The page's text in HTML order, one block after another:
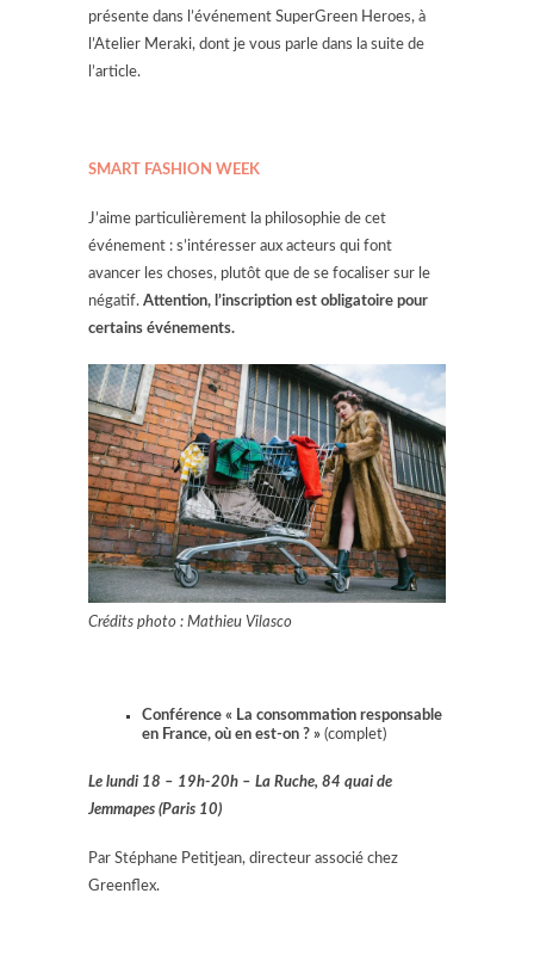
présente dans l’événement SuperGreen Heroes, à
l’Atelier Meraki, dont je vous parle dans la suite de
l’article.
SMART FASHION WEEK
J’aime particulièrement la philosophie de cet
événement : s’intéresser aux acteurs qui font
avancer les choses, plutôt que de se focaliser sur le
négatif. Attention, l’inscription est obligatoire pour
certains événements.
Crédits photo : Mathieu Vilasco
Conférence « La consommation responsable
en France, où en est-on ? » (complet)
Le lundi 18 – 19h-20h – La Ruche, 84 quai de
Jemmapes (Paris 10)
Par Stéphane Petitjean, directeur associé chez
Greenflex.